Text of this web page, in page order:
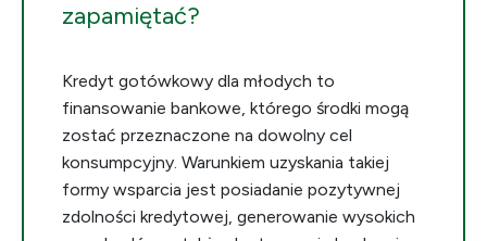
zapamiętać?
Kredyt gotówkowy dla młodych to
finansowanie bankowe, którego środki mogą
zostać przeznaczone na dowolny cel
konsumpcyjny. Warunkiem uzyskania takiej
formy wsparcia jest posiadanie pozytywnej
zdolności kredytowej, generowanie wysokich